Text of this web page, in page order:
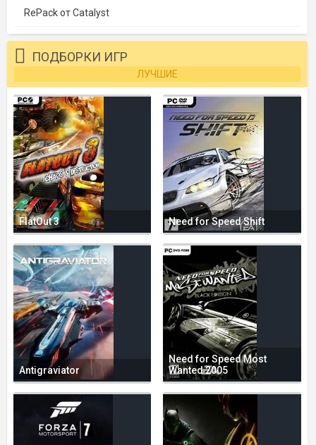
RePack от Catalyst
ПОДБОРКИ ИГР
ЛУЧШИЕ
FlatOut 3 Need for Speed Shift
Antigraviator
Need for Speed Most
Wanted 2005